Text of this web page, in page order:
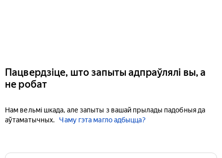
Пацвердзіце, што запыты адпраўлялі вы, а
не робат
Нам вельмі шкада, але запыты з вашай прылады падобныя да
аўтаматычных.
Чаму гэта магло адбыцца?